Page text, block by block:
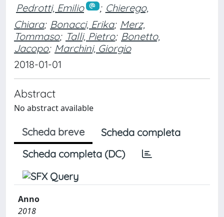
Pedrotti, Emilio ; Chierego,
Chiara; Bonacci, Erika; Merz,
Tommaso; Talli, Pietro; Bonetto,
Jacopo; Marchini, Giorgio
2018-01-01
Abstract
No abstract available
Scheda breve
Scheda completa
Scheda completa (DC)
Anno
2018